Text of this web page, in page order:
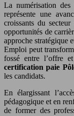
La numérisation
représente une
croissants du
opportunités de
approche stratégique
Emploi peut
fossé entre l’offre
certification paie
les candidats.
En élargissant
pédagogique et en
de former des